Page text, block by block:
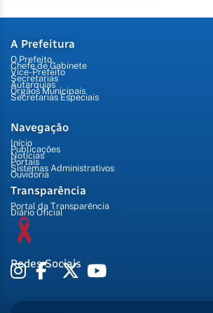
A Prefeitura
O Prefeito
Chefe de Gabinete
Vice-Prefeito
Secretarias
Autarquias
Órgãos Municipais
Secretarias Especiais
Navegação
Início
Publicações
Notícias
Portais
Sistemas Administrativos
Ouvidoria
Transparência
Portal da Transparência
Diário Oficial
Redes Sociais